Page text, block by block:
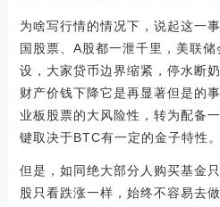
为啥写行情的情况下，说起这一
国股票、A股都一泄千里，美联
设，大家贷币边界缩紧，停水断
财产价钱下降它是再显著但是的
业板股票的大风险性，转为配备
键取决于BTC有一定的金子特性。
但是，如同绝大部分人购买基金
股只看跌涨一样，始终不容易去